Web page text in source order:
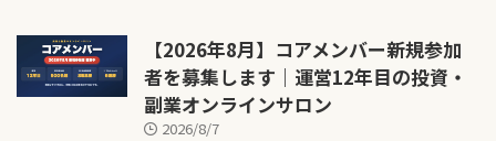
【2026年8月】コアメンバー新規参加
者を募集します｜運営12年目の投資・
副業オンラインサロン
2026/8/7